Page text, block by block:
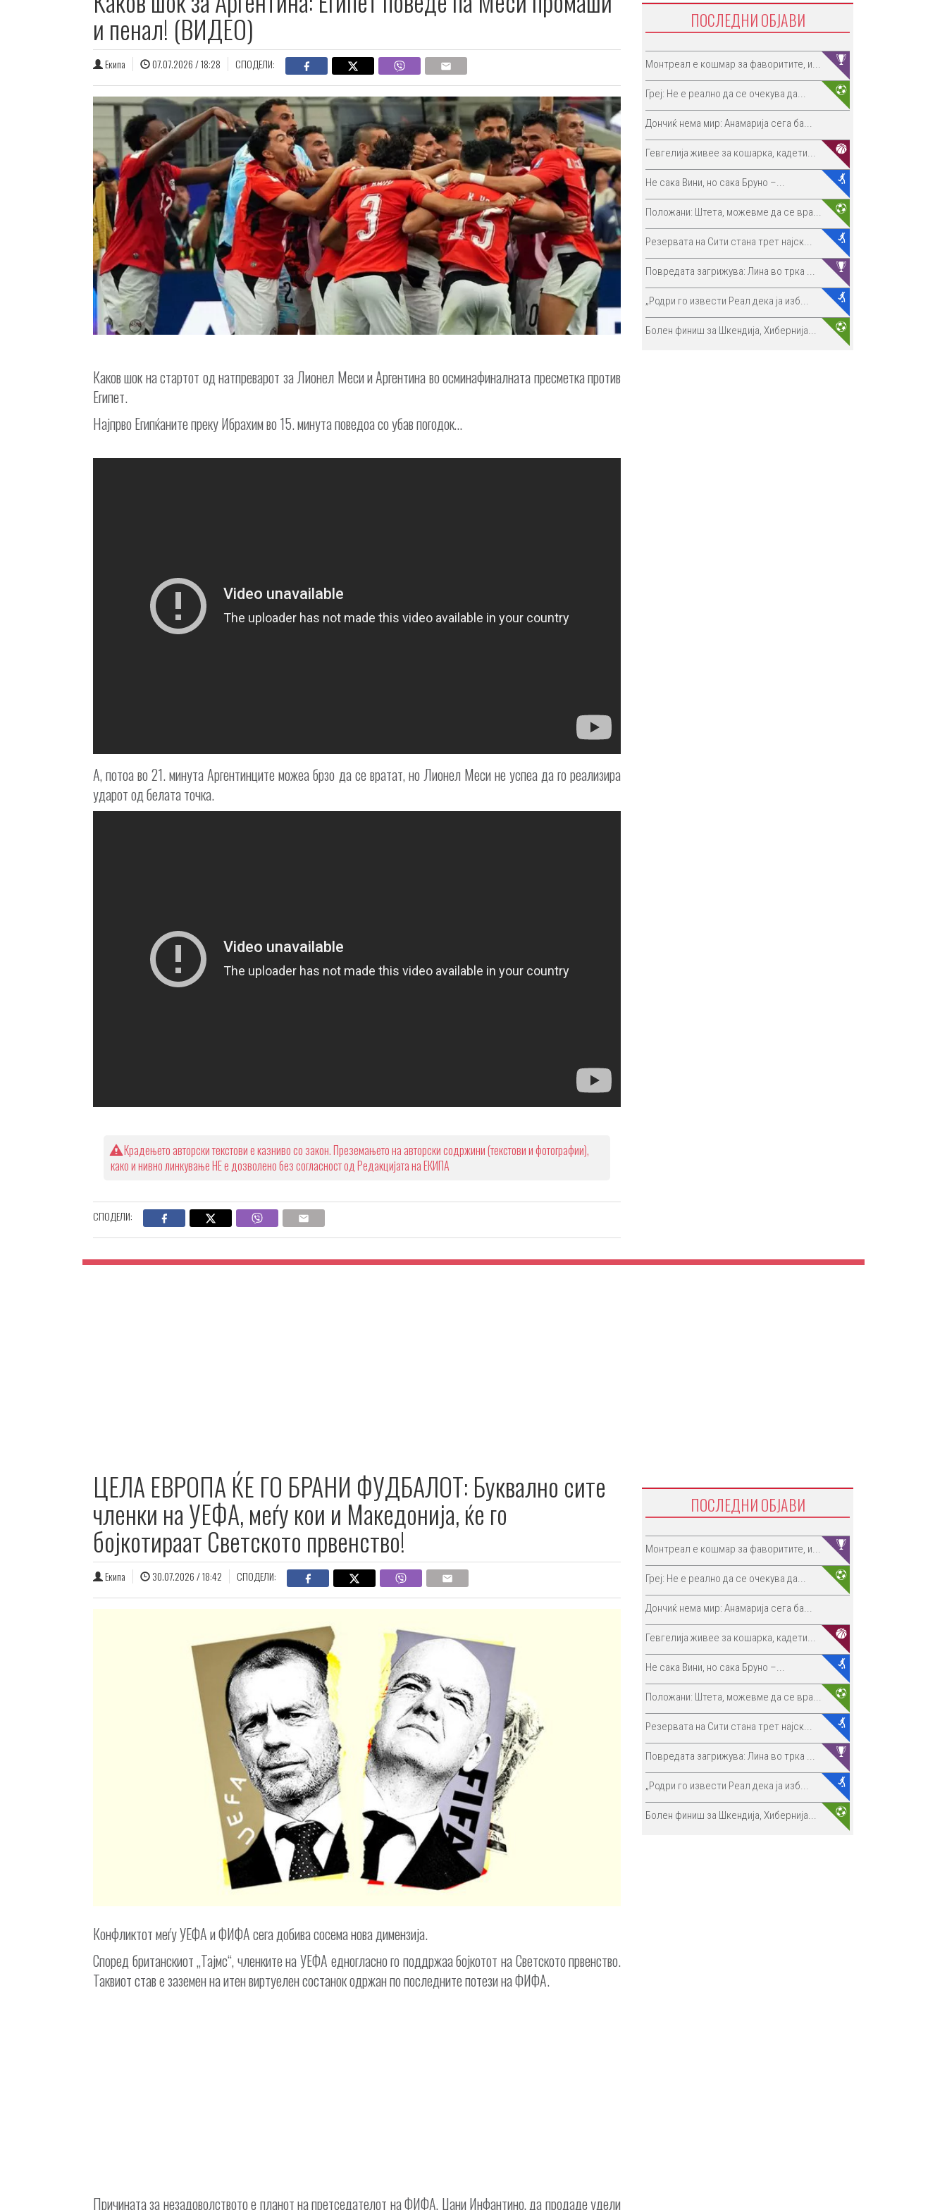
и пенал! (ВИДЕО)
Екипа 07.07.2026 / 18:28 СПОДЕЛИ:
Каков шок на стартот од натпреварот за Лионел Меси и Аргентина во осминафиналната пресметка против
Египет.
Најпрво Египќаните преку Ибрахим во 15. минута поведоа со убав погодок…
А, потоа во 21. минута Аргентинците можеа брзо да се вратат, но Лионел Меси не успеа да го реализира
ударот од белата точка.
Крадењето авторски текстови е казниво со закон. Преземањето на авторски содржини (текстови и фотографии),
како и нивно линкување НЕ е дозволено без согласност од Редакцијата на ЕКИПА
СПОДЕЛИ:
ПОСЛЕДНИ ОБЈАВИ
Монтреал е кошмар за фаворитите, и...
Греј: Не е реално да се очекува да...
Дончиќ нема мир: Анамарија сега ба...
Гевгелија живее за кошарка, кадети...
Не сака Вини, но сака Бруно –...
Положани: Штета, можевме да се вра...
Резервата на Сити стана трет најск...
Повредата загрижува: Лина во трка ...
„Родри го извести Реал дека ја изб...
Болен финиш за Шкендија, Хибернија...
ЦЕЛА ЕВРОПА ЌЕ ГО БРАНИ ФУДБАЛОТ: Буквално сите
членки на УЕФА, меѓу кои и Македонија, ќе го
бојкотираат Светското првенство!
Екипа 30.07.2026 / 18:42 СПОДЕЛИ:
Конфликтот меѓу УЕФА и ФИФА сега добива сосема нова димензија.
Според британскиот „Тајмс“, членките на УЕФА едногласно го поддржаа бојкотот на Светското првенство.
Таквиот став е заземен на итен виртуелен состанок одржан по последните потези на ФИФА.
Причината за незадоволството е планот на претседателот на ФИФА, Џани Инфантино, да продаде удели
ПОСЛЕДНИ ОБЈАВИ
Монтреал е кошмар за фаворитите, и...
Греј: Не е реално да се очекува да...
Дончиќ нема мир: Анамарија сега ба...
Гевгелија живее за кошарка, кадети...
Не сака Вини, но сака Бруно –...
Положани: Штета, можевме да се вра...
Резервата на Сити стана трет најск...
Повредата загрижува: Лина во трка ...
„Родри го извести Реал дека ја изб...
Болен финиш за Шкендија, Хибернија...